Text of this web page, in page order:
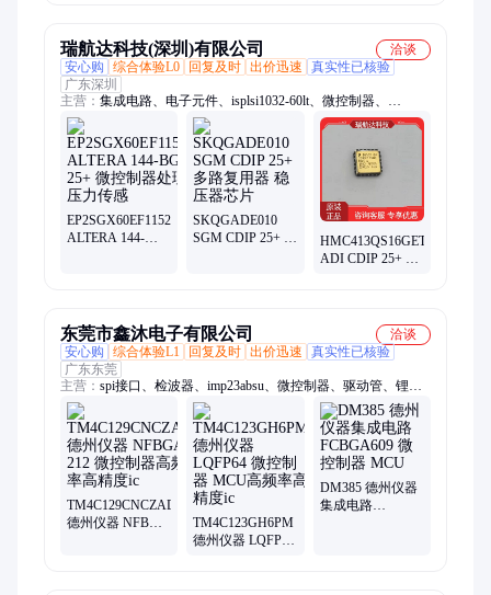
瑞航达科技(深圳)有限公司
洽谈
安心购
综合体验L0 回复及时 出价迅速
真实性已核验
广东深圳
主营： 集成电路、电子元件、isplsi1032-60lt、微控制器、
isplsi1032-80lt、isplsi1024ea-125lt100、军工电子元器件
EP2SGX60EF1152C3N
ALTERA 144-
SKQGADE010
SGM CDIP 25+ 多
HMC413QS16GETR
ADI CDIP 25+ 集
东莞市鑫沐电子有限公司
洽谈
安心购
综合体验L1 回复及时 出价迅速
真实性已核验
广东东莞
主营： spi接口、检波器、imp23absu、微控制器、驱动管、锂电
池、电池组、放大器、传感器、稳压器、调制器、调节器、升压
器、tlsr9516a、控制器、反相器、rt8753bfe、收发器、处理器、
滤波器、换芯片、gt4427dtr、锂离子、转换器、单片机、
bm8563esa
TM4C129CNCZAD
德州仪器 NFBGA
TM4C123GH6PM
德州仪器 LQFP64
DM385 德州仪器
集成电路